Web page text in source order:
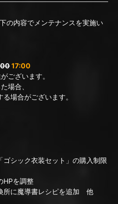
の内容でメンテナンスを実施い
17:00
ざいます。
場合、
合がございます。
シック衣装セット」の購入制限
を調整
に魔導書レシピを追加 他